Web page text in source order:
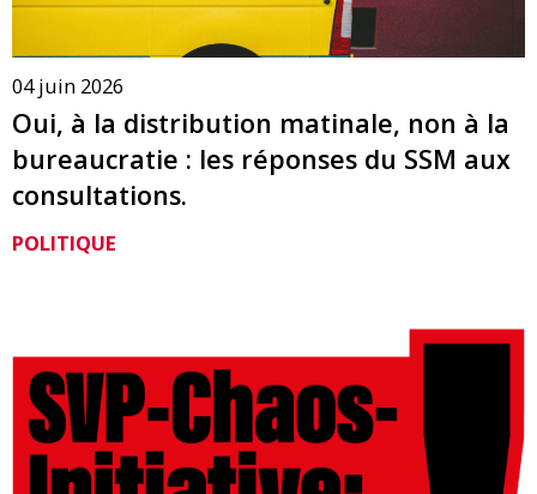
04 juin 2026
Oui, à la distribution matinale, non à la
bureaucratie : les réponses du SSM aux
consultations.
POLITIQUE